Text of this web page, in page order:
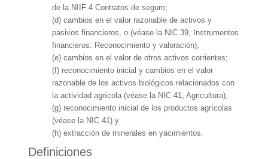
de la NIIF 4 Contratos de seguro;
(d) cambios en el valor razonable de activos y
pasivos financieros, o (véase la NIC 39, Instrumentos
financieros: Reconocimiento y valoración);
(e) cambios en el valor de otros activos corrientes;
(f) reconocimiento inicial y cambios en el valor
razonable de los activos biológicos relacionados con
la actividad agrícola (véase la NIC 41, Agricultura);
(g) reconocimiento inicial de los productos agrícolas
(véase la NIC 41) y
(h) extracción de minerales en yacimientos.
Definiciones